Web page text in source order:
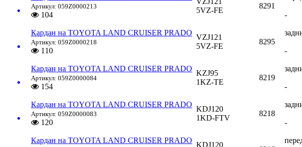
Артикул: 059Z0000213
104
5VZ-FE
8291
-
Кардан на TOYOTA LAND CRUISER PRADO
Артикул: 059Z0000218
110
VZJ121
5VZ-FE
8295
-
Кардан на TOYOTA LAND CRUISER PRADO
Артикул: 059Z0000084
154
KZJ95
1KZ-TE
8219
-
Кардан на TOYOTA LAND CRUISER PRADO
Артикул: 059Z0000083
120
KDJ120
1KD-FTV
8218
-
Кардан на TOYOTA LAND CRUISER PRADO
KDJ120